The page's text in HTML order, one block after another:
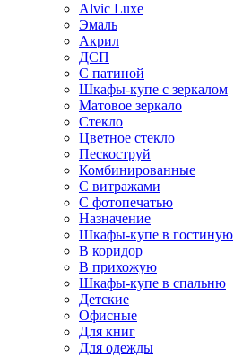
Alvic Luxe
Эмаль
Акрил
ДСП
С патиной
Шкафы-купе с зеркалом
Матовое зеркало
Стекло
Цветное стекло
Пескоструй
Комбинированные
С витражами
С фотопечатью
Назначение
Шкафы-купе в гостиную
В коридор
В прихожую
Шкафы-купе в спальню
Детские
Офисные
Для книг
Для одежды